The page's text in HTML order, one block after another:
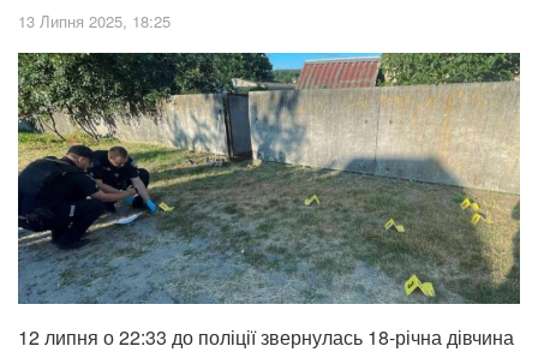
13 Липня 2025, 18:25
12 липня о 22:33 до поліції звернулась 18-річна дівчина